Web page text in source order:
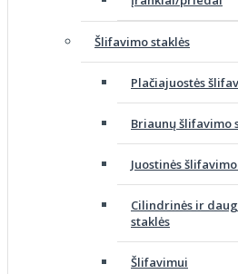
Šlifavimo staklės
Plačiajuostės
Briaunų šlifavimo
Juostinės
Cilindrinės ir
staklės
Šlifavimui